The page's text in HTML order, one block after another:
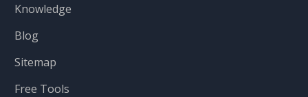
Knowledge
Blog
Sitemap
Free Tools